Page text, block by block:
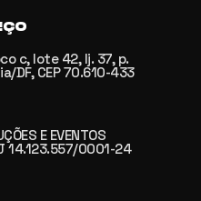
c, lote 42, lj. 37, p.
DF, CEP 70.610-433
E EVENTOS
14.123.557/0001-24